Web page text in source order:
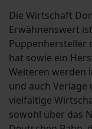
Die Wirtschaft
Erwähnenswert
Puppenhersteller
hat sowie ein
Weiteren werden
und auch
vielfältige
sowohl über das